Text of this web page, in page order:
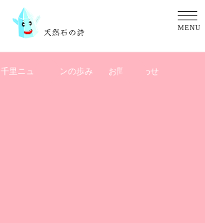
千里ニュータウンの歩み お問い合わせ